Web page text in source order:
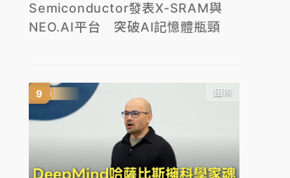
Semiconductor發表X-SRAM與
NEO.AI平台 突破AI記憶體瓶頸
國際